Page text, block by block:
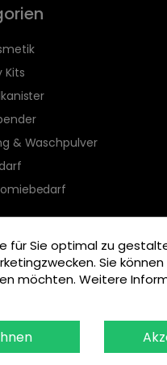
Kits
& Waschpulver
für Sie optimal zu
Sie
möchten. Weitere